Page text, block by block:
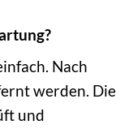
Nach
werden. Die
und